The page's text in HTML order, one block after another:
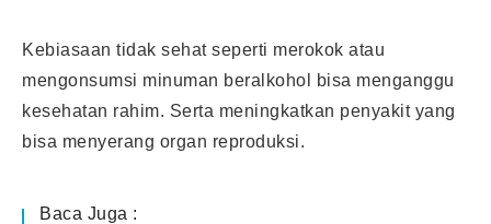
Kebiasaan tidak sehat seperti merokok atau
mengonsumsi minuman beralkohol bisa menganggu
kesehatan rahim. Serta meningkatkan penyakit yang
bisa menyerang organ reproduksi.
Baca Juga :